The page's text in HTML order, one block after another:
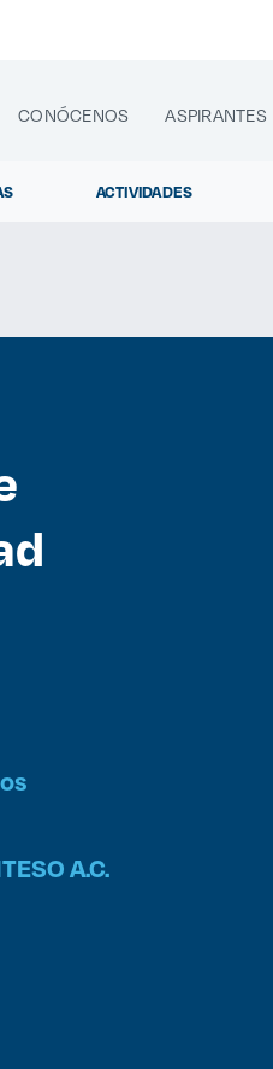
CONÓCENOS ASPIRANTES
ACTIVIDADES
Graduaciones
A.C.